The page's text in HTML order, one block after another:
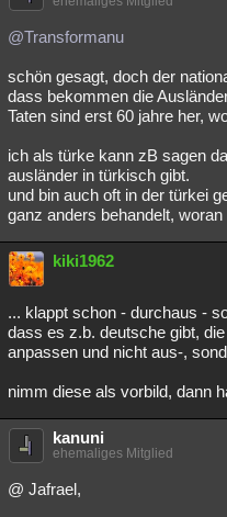
@Transformanu
schön gesagt, doch der
dass bekommen die
Taten sind erst 60 jahre her,
ich als türke kann zB sagen
ausländer in türkisch gibt.
und bin auch oft in der türkei
ganz anders behandelt,
kiki1962
... klappt schon - durchaus -
dass es z.b. deutsche gibt,
anpassen und nicht aus-,
nimm diese als vorbild, dann
kanuni
ehemaliges Mitglied
@ Jafrael,